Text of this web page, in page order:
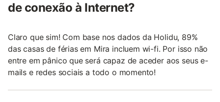
de conexão à Internet?
Claro que sim! Com base nos dados da Holidu, 89%
das casas de férias em Mira incluem wi-fi. Por isso não
entre em pânico que será capaz de aceder aos seus e-
mails e redes sociais a todo o momento!